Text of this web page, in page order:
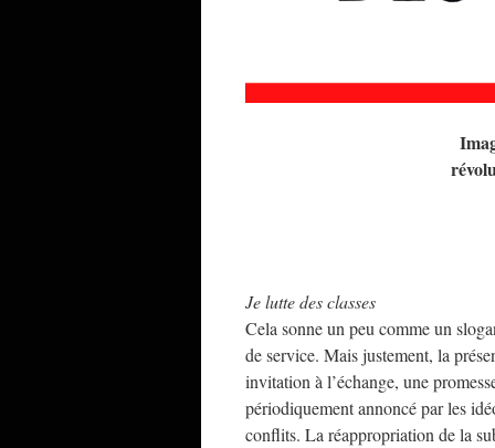
Je lutte des classes
Cela sonne un peu comme un
de service. Mais justement, la
invitation à l’échange, une
périodiquement annoncé par les
conflits. La réappropriation de la